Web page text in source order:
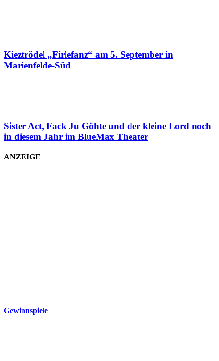
Kieztrödel „Firlefanz“ am 5. September in
Marienfelde-Süd
Sister Act, Fack Ju Göhte und der kleine Lord noch
in diesem Jahr im BlueMax Theater
ANZEIGE
Gewinnspiele